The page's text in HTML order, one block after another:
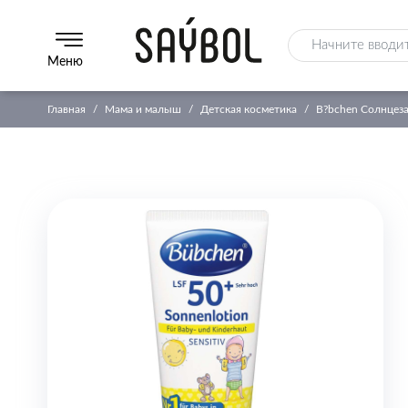
Меню
Главная Мама и малыш Детская косметика B?bchen